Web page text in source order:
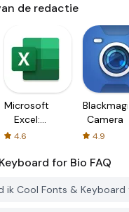
de redactie
Microsoft
Excel:
Spreadsheets
4.6
Blackmagic
Camera
4.9
for Bio FAQ